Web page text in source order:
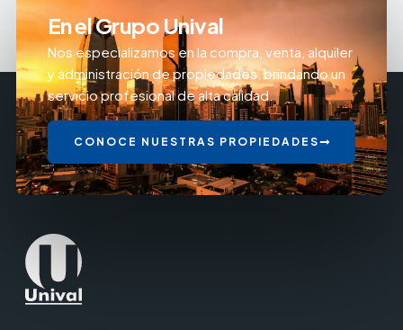
En el Grupo Unival
Nos especializamos en la compra, venta, alquiler
y administración de propiedades, brindando un
servicio profesional de alta calidad.
CONOCE NUESTRAS PROPIEDADES